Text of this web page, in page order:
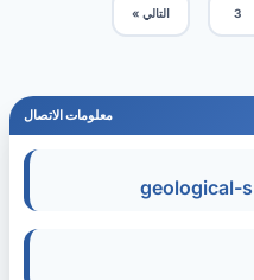
3 التالي »
معلومات الاتصال
geological-